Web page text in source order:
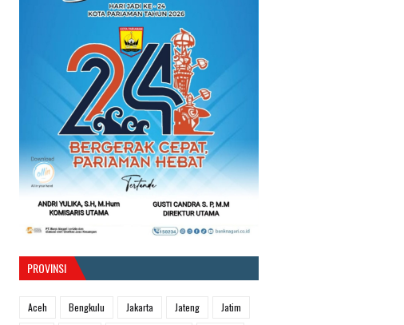
PROVINSI
Aceh Bengkulu Jakarta Jateng
Jatim